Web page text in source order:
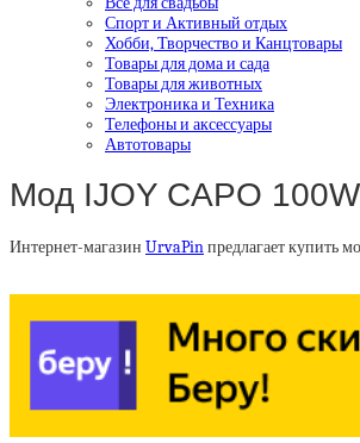
Спорт и Активный отдых
Хобби, Творчество и Канцтовары
Товары для дома и сада
Товары для животных
Электроника и Техника
Телефоны и аксессуары
Автотовары
Мод IJOY CAPO
Интернет-магазин UrvaPinпредлагает купить